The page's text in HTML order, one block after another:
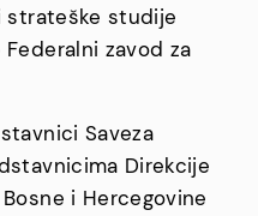
strateške studije
zavod za
Saveza
Direkcije
i Hercegovine